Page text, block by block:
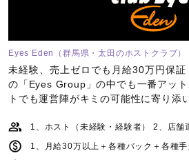
Eyes Eden（群馬県・太田のホストクラブ）
未経験、売上ゼロでも月給30万円保
の「Eyes Group」の中でも一番アッ
トでも運営陣がキミの可能性に寄り添
1、ホスト（未経験・経験者） 2、店舗